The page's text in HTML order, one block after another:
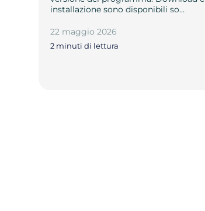
installazione sono disponibili so…
22 maggio 2026
2 minuti di lettura